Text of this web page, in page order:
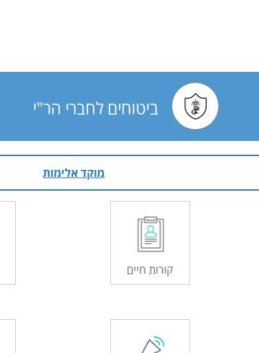
ביטוחיםלחברי הר"י
מוקד אלימות
קורות חיים